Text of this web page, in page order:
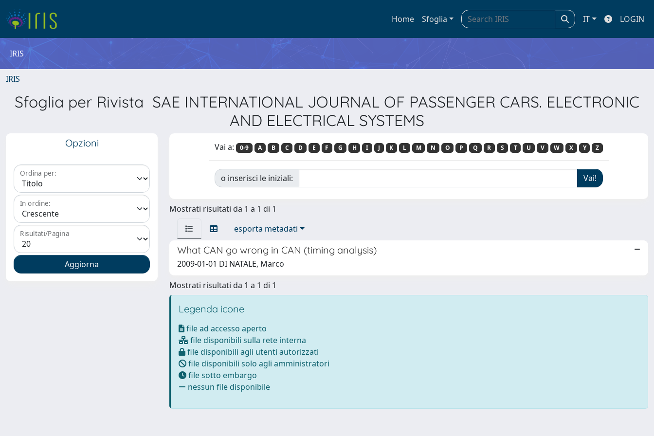
Home Sfoglia IT LOGIN
IRIS
IRIS
Sfoglia per Rivista SAE INTERNATIONAL JOURNAL OF PASSENGER CARS. ELECTRONIC
AND ELECTRICAL SYSTEMS
Opzioni
Ordina per:
In ordine:
Risultati/Pagina
Vai a: 0-9 A B C D E F G H I J K L M N O P Q R S T U V W X Y Z
o inserisci le iniziali:
Mostrati risultati da 1 a 1 di 1
esporta metadati
What CAN go wrong in CAN (timing analysis)
2009-01-01 DI NATALE, Marco
Mostrati risultati da 1 a 1 di 1
Legenda icone
file ad accesso aperto
file disponibili sulla rete interna
file disponibili agli utenti autorizzati
file disponibili solo agli amministratori
file sotto embargo
nessun file disponibile